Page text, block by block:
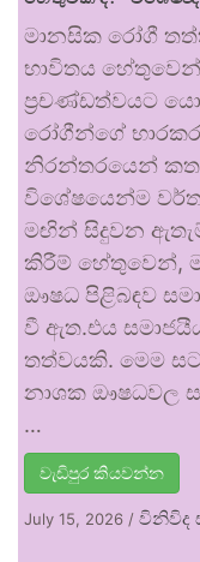
මානසික රෝගී
භාවිතය
ප්‍රචණ්ඩත්වයට
රෝගීන්ගේ
නිරන්තරයෙන්
විශේෂයෙන්ම
මඟින් සිදුවන
කිරීම් හේතුවෙන්,
ඖෂධ පිළිබඳව
වී ඇත.එය
තත්වයකි. මෙම
නාශක ඖෂධවල
…
වැඩිපුර කියවන්න
July 15, 2026 / විනිවිද